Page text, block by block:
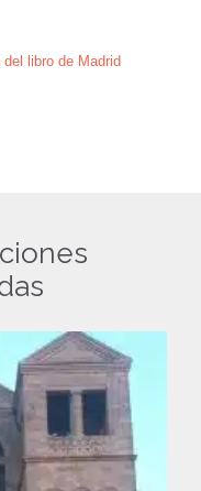
libro de Madrid